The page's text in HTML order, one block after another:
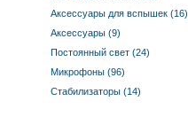
Аксессуары для вспышек (16)
Аксессуары (9)
Постоянный свет (24)
Микрофоны (96)
Стабилизаторы (14)